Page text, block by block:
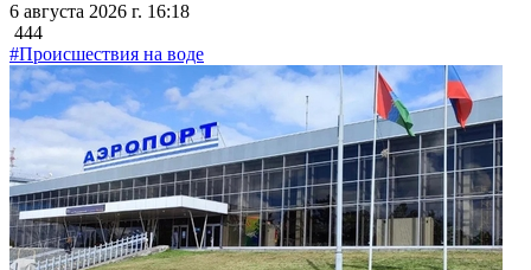
6 августа 2026 г. 16:18
444
#Происшествия на воде